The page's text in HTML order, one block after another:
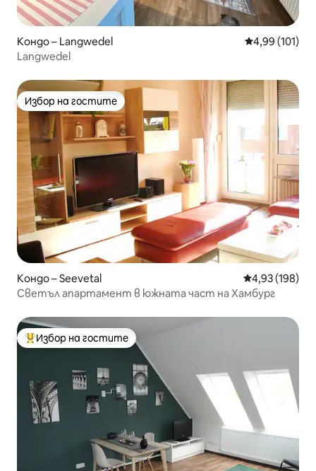
Кондо – Langwedel Средна
4,99 (101)
Langwedel
Избор на гостите
Избор на гостите
Кондо – Seevetal Средна
4,93 (198)
Светъл апартамент в южната част на Хамбург
Най-популярен избор на гостите
Избор на гостите